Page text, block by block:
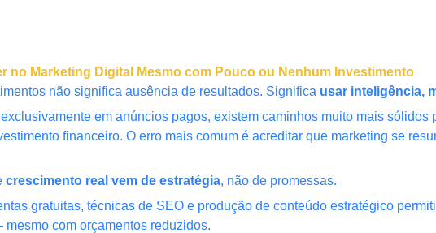
no Marketing Digital Mesmo com Pouco ou Nenhum Investimento
não significa ausência de resultados. Significa usar inteligência,
em anúncios pagos, existem caminhos muito mais
financeiro. O erro mais comum é acreditar que marketing se
crescimento real vem de estratégia, não de promessas.
gratuitas, técnicas de SEO e produção de conteúdo estratégico
com orçamentos reduzidos.